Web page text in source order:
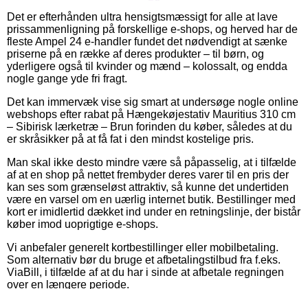
Det er efterhånden ultra hensigtsmæssigt for alle at lave
prissammenligning på forskellige e-shops, og herved har de
fleste Ampel 24 e-handler fundet det nødvendigt at sænke
priserne på en række af deres produkter – til børn, og
yderligere også til kvinder og mænd – kolossalt, og endda
nogle gange yde fri fragt.
Det kan immervæk vise sig smart at undersøge nogle online
webshops efter rabat på Hængekøjestativ Mauritius 310 cm
– Sibirisk lærketræ – Brun forinden du køber, således at du
er skråsikker på at få fat i den mindst kostelige pris.
Man skal ikke desto mindre være så påpasselig, at i tilfælde
af at en shop på nettet frembyder deres varer til en pris der
kan ses som grænseløst attraktiv, så kunne det undertiden
være en varsel om en uærlig internet butik. Bestillinger med
kort er imidlertid dækket ind under en retningslinje, der bistår
køber imod uoprigtige e-shops.
Vi anbefaler generelt kortbestillinger eller mobilbetaling.
Som alternativ bør du bruge et afbetalingstilbud fra f.eks.
ViaBill, i tilfælde af at du har i sinde at afbetale regningen
over en længere periode.